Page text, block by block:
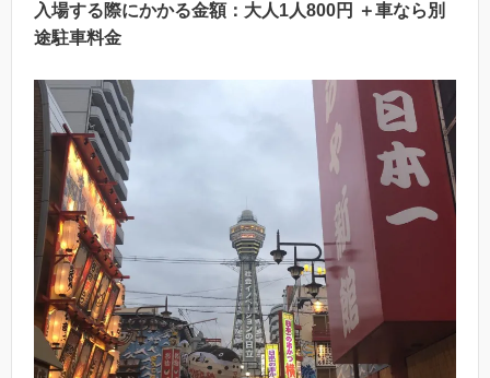
入場する際にかかる金額：大人1人800円 ＋車なら別
途駐車料金